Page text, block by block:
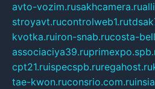
avto-vozim.rusakhcamera.ru
stroyavt.rucontrolweb1.ru
kvotka.ruiron-snab.rucosta-
associaciya39.ru
cpt21.ruispecspb.ruregahost.ru
tae-kwon.ruconsrio.com.ru